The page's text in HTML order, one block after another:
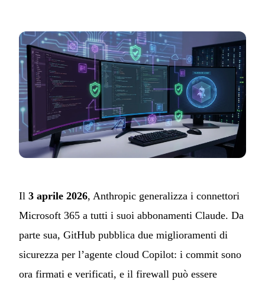
Il 3 aprile 2026, Anthropic generalizza i connettori
Microsoft 365 a tutti i suoi abbonamenti Claude. Da
parte sua, GitHub pubblica due miglioramenti di
sicurezza per l’agente cloud Copilot: i commit sono
ora firmati e verificati, e il firewall può essere